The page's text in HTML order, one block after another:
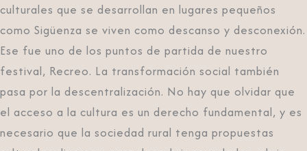
culturales que se desarrollan en lugares pequeños
como Sigüenza se viven como descanso y desconexión.
Ese fue uno de los puntos de partida de nuestro
festival, Recreo. La transformación social también
pasa por la descentralización. No hay que olvidar que
el acceso a la cultura es un derecho fundamental, y es
necesario que la sociedad rural tenga propuestas